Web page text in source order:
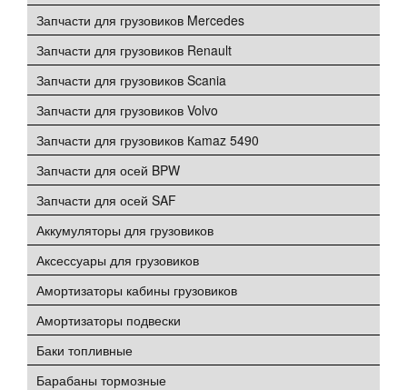
Запчасти для грузовиков Mercedes
Запчасти для грузовиков Renault
Запчасти для грузовиков Scania
Запчасти для грузовиков Volvo
Запчасти для грузовиков Каmaz 5490
Запчасти для осей BPW
Запчасти для осей SAF
Аккумуляторы для грузовиков
Аксессуары для грузовиков
Амортизаторы кабины грузовиков
Амортизаторы подвески
Баки топливные
Барабаны тормозные